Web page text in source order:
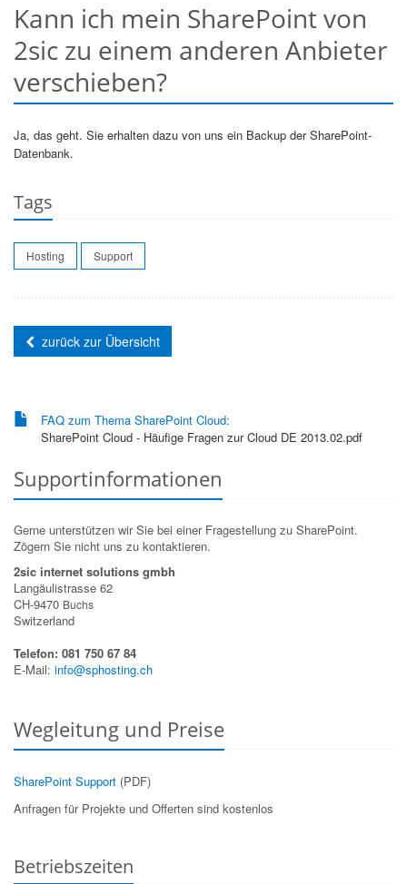
Kann ich mein SharePoint von
2sic zu einem anderen Anbieter
verschieben?
Ja, das geht. Sie erhalten dazu von uns ein Backup der SharePoint-
Datenbank.
Tags
Hosting Support
zurück zur Übersicht
FAQ zum Thema SharePoint Cloud:
SharePoint Cloud - Häufige Fragen zur Cloud DE 2013.02.pdf
Supportinformationen
Gerne unterstützen wir Sie bei einer Fragestellung zu SharePoint.
Zögern Sie nicht uns zu kontaktieren.
2sic internet solutions gmbh
Langäulistrasse 62
CH-9470 Buchs
Switzerland
Telefon: 081 750 67 84
E-Mail: info@sphosting.ch
Wegleitung und Preise
SharePoint Support (PDF)
Anfragen für Projekte und Offerten sind kostenlos
Betriebszeiten